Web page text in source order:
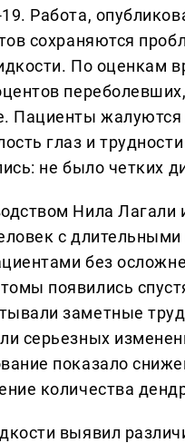
Работа,
сохраняются
По оценкам
Пациенты жалуются
глаз и
не было четких
Нила Лагали
с
без
появились
заметные
серьезных
показало
количества
выявил